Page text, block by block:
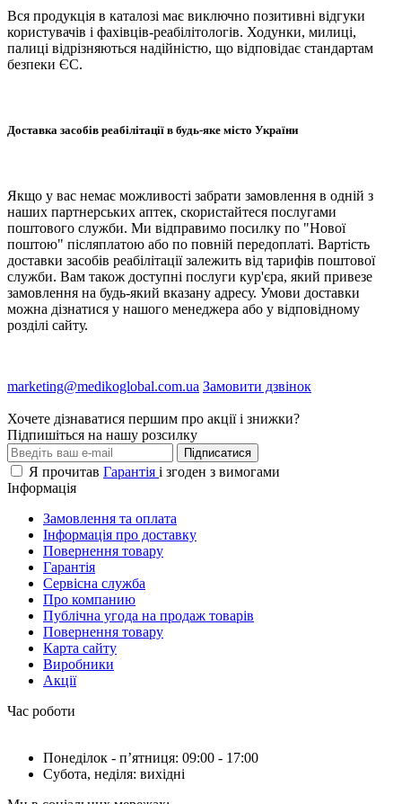
Вся продукція в каталозі має виключно позитивні відгуки
користувачів і фахівців-реабілітологів. Ходунки, милиці,
палиці відрізняються надійністю, що відповідає стандартам
безпеки ЄС.
Доставка засобів реабілітації в будь-яке місто України
Якщо у вас немає можливості забрати замовлення в одній з
наших партнерських аптек, скористайтеся послугами
поштового служби. Ми відправимо посилку по "Нової
поштою" післяплатою або по повній передоплаті. Вартість
доставки засобів реабілітації залежить від тарифів поштової
служби. Вам також доступні послуги кур'єра, який привезе
замовлення на будь-який вказану адресу. Умови доставки
можна дізнатися у нашого менеджера або у відповідному
розділі сайту.
marketing@medikoglobal.com.ua Замовити дзвінок
Хочете дізнаватися першим про акції і знижки?
Підпишіться на нашу розсилку
Підписатися
Я прочитав Гарантія і згоден з вимогами
Інформація
Замовлення та оплата
Інформація про доставку
Повернення товару
Гарантія
Сервісна служба
Про компанию
Публічна угода на продаж товарів
Повернення товару
Карта сайту
Виробники
Акції
Час роботи
Понеділок - пʼятниця: 09:00 - 17:00
Субота, неділя: вихідні